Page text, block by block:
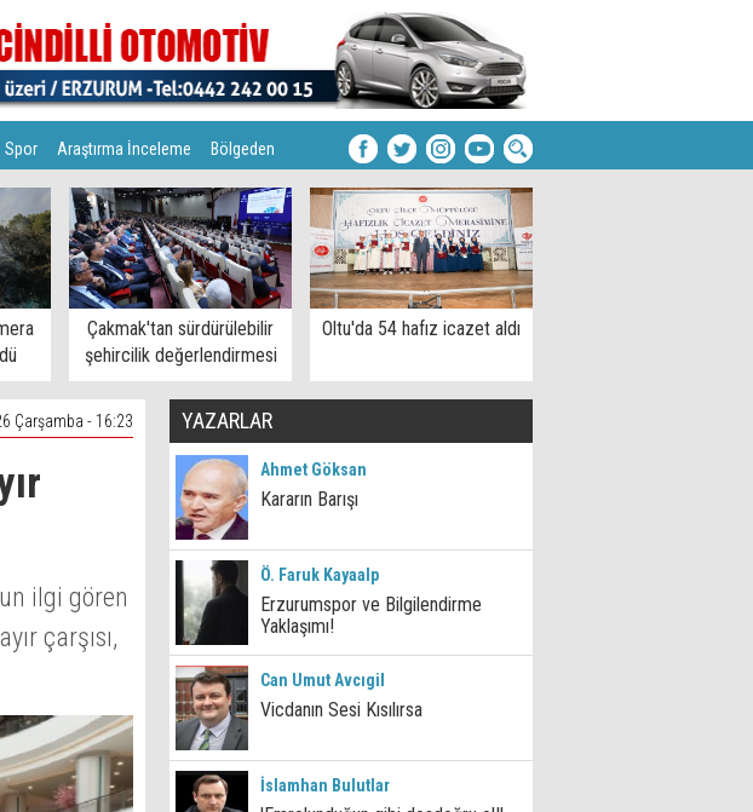
Spor Araştırma İnceleme Bölgeden
Çakmak'tan sürdürülebilir
şehircilik değerlendirmesi
Oltu'da 54 hafız icazet aldı
Çarşamba - 16:23
ilgi gören
çarşısı,
YAZARLAR
Ahmet Göksan
Kararın Barışı
Ö. Faruk Kayaalp
Erzurumspor ve Bilgilendirme
Yaklaşımı!
Can Umut Avcıgil
Vicdanın Sesi Kısılırsa
İslamhan Bulutlar